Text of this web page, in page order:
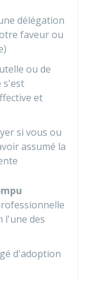
délégation
faveur ou
ou de
s'est
et
si vous ou
assumé la
l'une des
d'adoption